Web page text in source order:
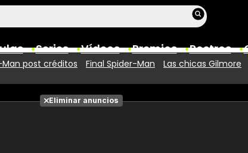
Series Vídeos Premios Rostros
Fotos
post créditos Final Spider-Man Las chicas Gilmore
Eliminar anuncios